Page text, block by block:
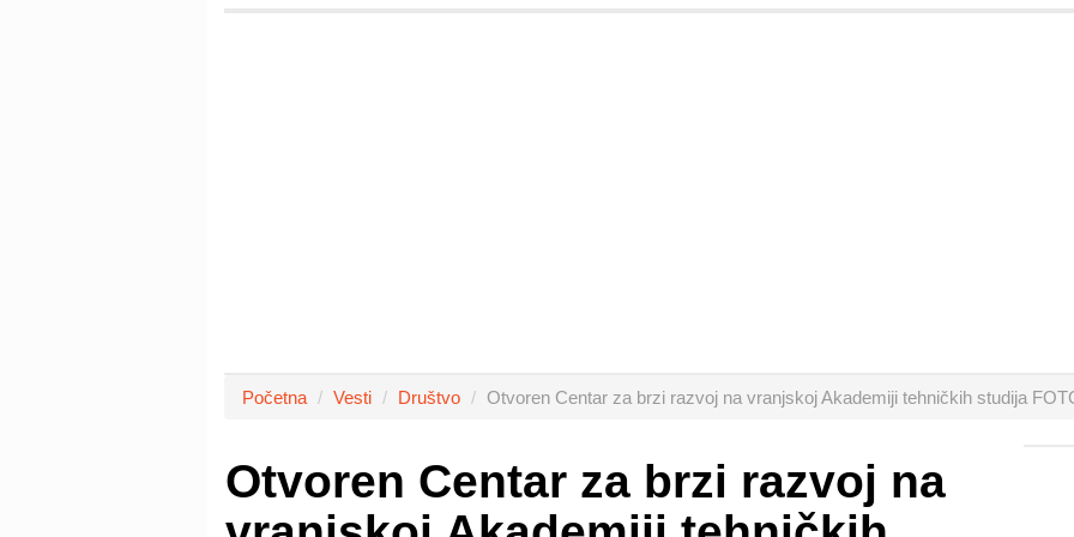
Početna Vesti Društvo Otvoren Centar za brzi razvoj na vranjskoj Akademiji tehničkih studija
Otvoren Centar za brzi razvoj na